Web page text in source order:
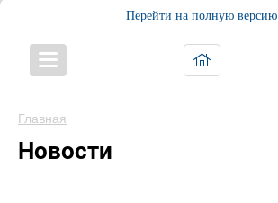
Перейти на полную версию
Главная
Новости